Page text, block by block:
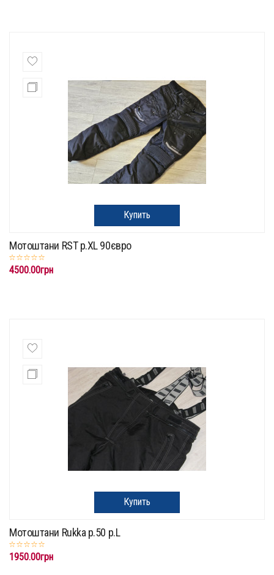
Купить
Мотоштани RST p.XL 90євро
4500.00грн
Купить
Мотоштани Rukka p.50 p.L
1950.00грн